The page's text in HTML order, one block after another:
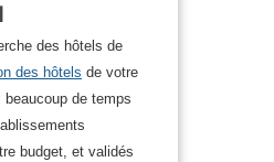
des hôtels de
des hôtels de votre
de temps
budget, et validés